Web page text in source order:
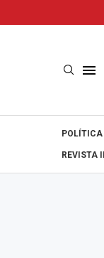
POLÍTICA
REVISTA